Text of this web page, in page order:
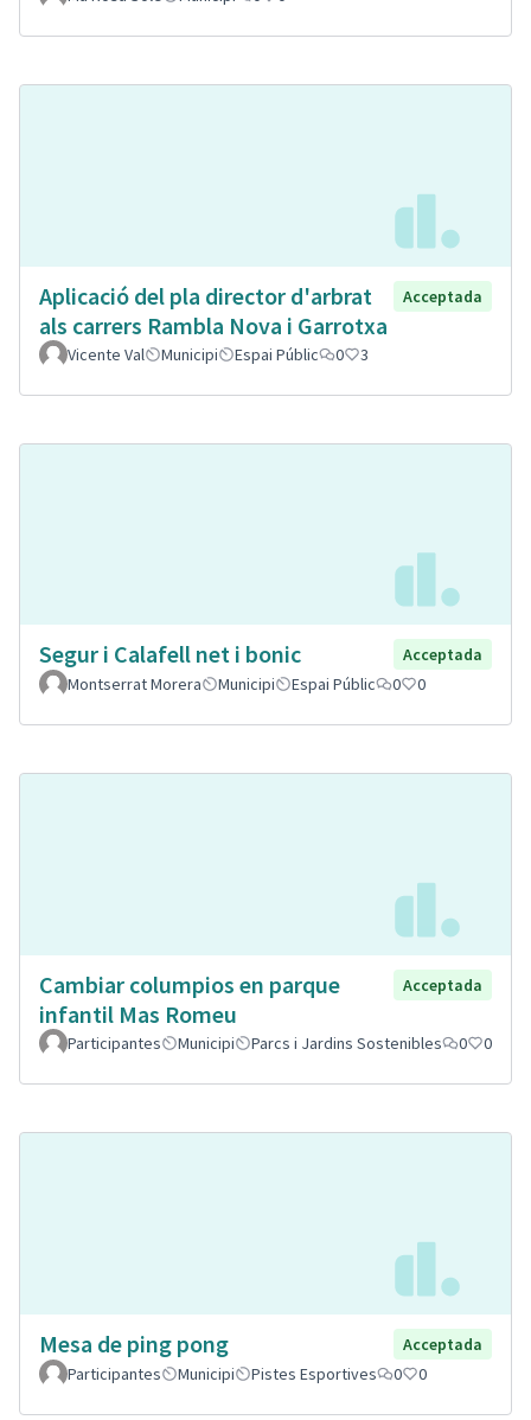
Aplicació del pla director d'arbrat
als carrers Rambla Nova i Garrotxa
Acceptada
Vicente Val Municipi Espai Públic 0 3
Segur i Calafell net i bonic
Acceptada
Montserrat Morera
Municipi Espai Públic 0 0
Cambiar columpios en parque
infantil Mas Romeu
Acceptada
Participantes Municipi Parcs i Jardins Sostenibles 0 0
Mesa de ping pong
Acceptada
Participantes
Municipi Pistes Esportives 0 0